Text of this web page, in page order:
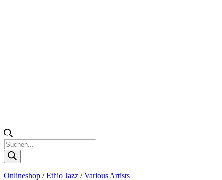
Products
search
Onlineshop /Ethio Jazz /Various Artists